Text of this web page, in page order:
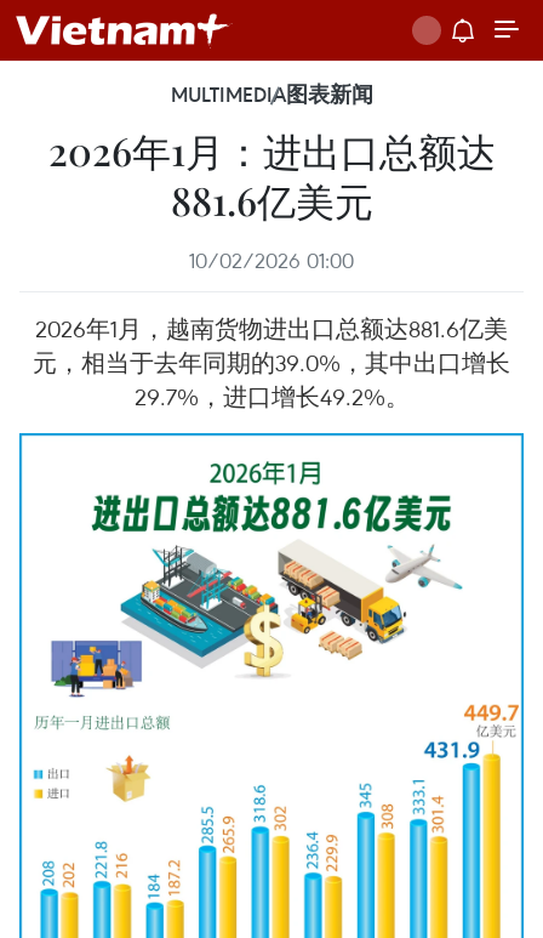
MULTIMEDIA图表新闻
2026年1月：进出口总额达
881.6亿美元
10/02/2026 01:00
2026年1月，越南货物进出口总额达881.6亿美
元，相当于去年同期的39.0%，其中出口增长
29.7%，进口增长49.2%。